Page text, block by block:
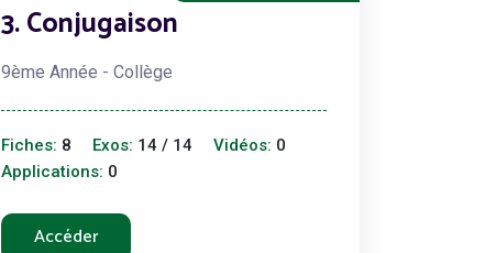
3. Conjugaison
9ème Année - Collège
Fiches: 8 Exos: 14 / 14 Vidéos: 0
Applications: 0
Accéder